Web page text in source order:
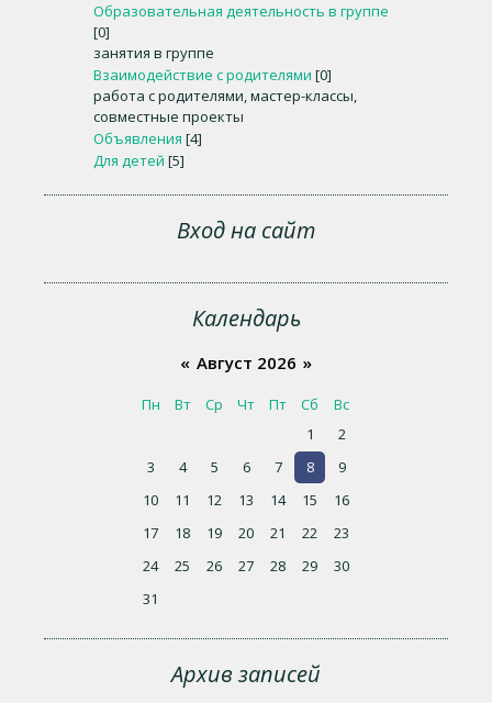
Образовательная деятельность в группе
[0]
занятия в группе
Взаимодействие с родителями [0]
работа с родителями, мастер-классы,
совместные проекты
Объявления [4]
Для детей [5]
Вход на сайт
Календарь
« Август 2026 »
Пн Вт Ср Чт Пт Сб
Вс
1
2
3
4 5 6 7 8
9
10
11 12 13 14 15
16
17
18 19 20 21 22
23
24
25 26 27 28 29
30
31
Архив записей